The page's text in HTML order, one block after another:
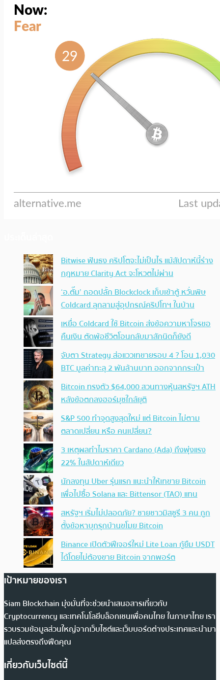
Bitwise ฟันธง คริปโตจะไม่เป็นไร แม้สัปดาห์นี้ร่าง
กฎหมาย Clarity Act จะโหวตไม่ผ่าน
‘อ.ตั๊ม’ ถอดปลั้ก Blockclock เก็บเข้าตู้ หวั่นพิษ
Coldcard ลุกลามสู่อุปกรณ์คริปโทฯ ในบ้าน
เหยื่อ Coldcard ใช้ Bitcoin ส่งข้อความหาโจรขอ
คืนเงิน ตัดพ้อชีวิตโอนกลับมาสักนิดก็ยังดี
จับตา Strategy ส่อแววเทขายรอบ 4 ? โอน 1,030
BTC มูลค่าทะลุ 2 พันล้านบาท ออกจากกระเป๋า
Bitcoin ทรงตัว $64,000 สวนทางหุ้นสหรัฐฯ ATH
หลังข้อตกลงฮอร์มุซใกล้ยุติ
S&P 500 ทำจุดสูงสุดใหม่ แต่ Bitcoin ไม่ตาม
ตลาดเปลี่ยน หรือ คนเปลี่ยน?
3 เหตุผลทำไมราคา Cardano (Ada) ถึงพุ่งแรง
22% ในสัปดาห์เดียว
นักลงทุน Uber รุ่นแรก แนะนำให้เทขาย Bitcoin
เพื่อไปซื้อ Solana และ Bittensor (TAO) แทน
สหรัฐฯ เริ่มไม่ปลอดภัย? ชายชาวมิสซูรี 3 คน ถูก
ตั้งข้อหาบุกรุกบ้านขโมย Bitcoin
Binance เปิดตัวฟีเจอร์ใหม่ Lite Loan กู้ยืม USDT
ได้โดยไม่ต้องขาย Bitcoin จากพอร์ต
เป้าหมายของเรา
Siam Blockchain มุ่งมั่นที่จะช่วยนำเสนอสารเกี่ยวกับ
Cryptocurrency และเทคโนโลยีบล็อกเชนเพื่อคนไทย ในภาษาไทย เรา
รวบรวมข้อมูลส่วนใหญ่จากเว็บไซต์และเว็บบอร์ดต่างประเทศและนำมา
แปลส่งตรงถึงฟีดคุณ
เกี่ยวกับเว็บไซต์นี้